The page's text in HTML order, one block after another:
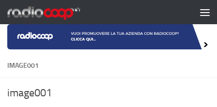
Salta al contenuto
IMAGE001
image001